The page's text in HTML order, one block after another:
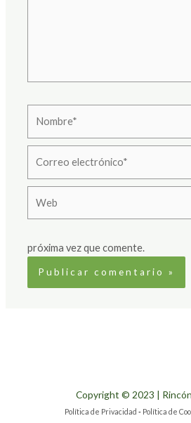
electrónico*
próxima vez que comente.
Copyright © 2023 | Rincón
Política de Privacidad - Política de